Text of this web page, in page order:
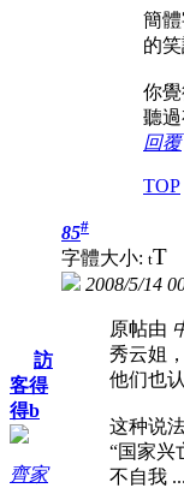
簡
的
你
聽
回覆
TOP
訪
客得
得b
齊家
85#
字體大小: tT
2008/5/14
原帖由
秀云姐
他们也
这种说
“国家兴
不自我 ...